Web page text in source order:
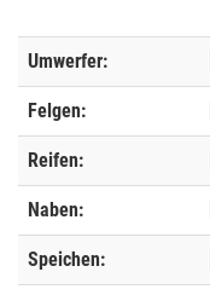
Umwerfer:
Felgen:
Reifen:
Naben:
Speichen: